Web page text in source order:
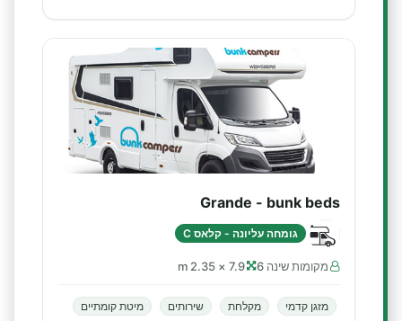
Grande - bunk beds
גומחה עליונה - קלאס C
מקומות שינה 6 7.9 × 2.35 m
מזגן קדמי מקלחת שירותים
מיטת קומתיים